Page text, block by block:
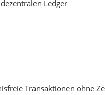
Ledger
Transaktionen ohne